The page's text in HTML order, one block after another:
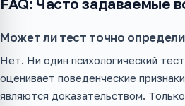
FAQ: Часто задаваемые
Может ли тест точно
Нет. Ни один психологический
оценивает поведенческие
являются доказательством.